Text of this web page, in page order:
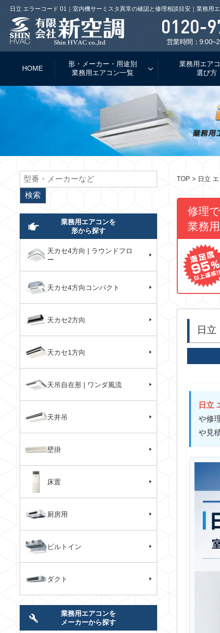
日立 エラーコード 01｜室内機サーミスタ異常の確認と修理相談目安｜業務用
営業時間：
HOME
形・メーカー・用途別
業務用エアコン一覧
業務用エア
選び方
TOP > 日立
修理で
業務
日
日立
や修
や見
業務用エアコンを
形から探す
天カセ4方向 | ラウンドフロ
ー
天カセ4方向コンパクト
天カセ2方向
天カセ1方向
天吊自在形 | ワンダ風流
天井吊
壁掛
床置
厨房用
ビルトイン
ダクト
業務用エアコンを
メーカーから探す